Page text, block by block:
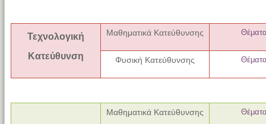
Τεχνολογική
Κατεύθυνση
Μαθηματικά Κατεύθυνσης
Φυσική Κατεύθυνσης
Μαθηματικά Κατεύθυνσης